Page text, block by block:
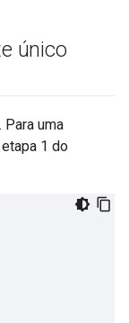
único
Para uma
1 do